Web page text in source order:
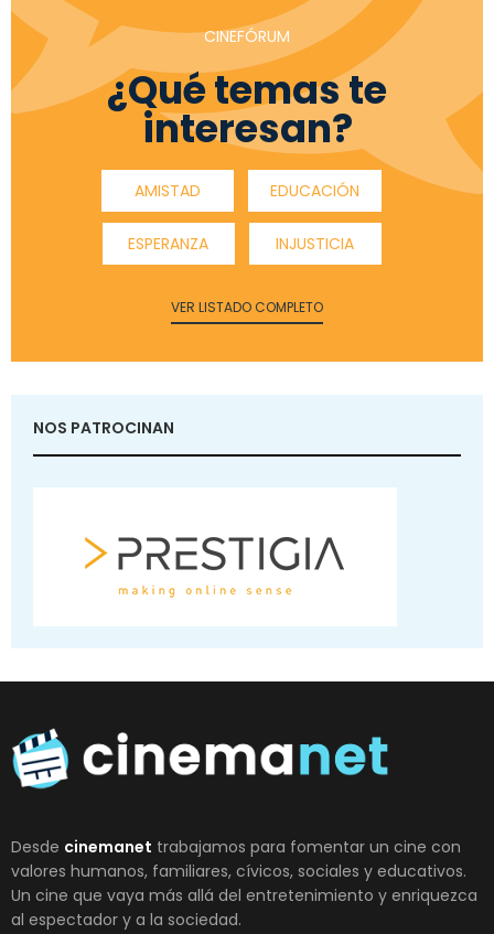
CINEFÓRUM
¿Qué temas te
interesan?
AMISTAD EDUCACIÓN
ESPERANZA INJUSTICIA
VER LISTADO COMPLETO
NOS PATROCINAN
Desde cinemanet trabajamos para fomentar un cine con
valores humanos, familiares, cívicos, sociales y educativos.
Un cine que vaya más allá del entretenimiento y enriquezca
al espectador y a la sociedad.